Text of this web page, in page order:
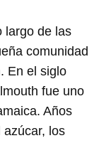
largo de las
comunidad
En el siglo
fue uno
Años
los